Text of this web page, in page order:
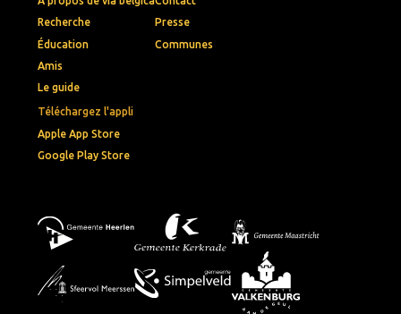
Téléchargez l'appli
Apple App Store
Google Play Store
Recherche
Éducation
Amis
Le guide
Presse
Communes